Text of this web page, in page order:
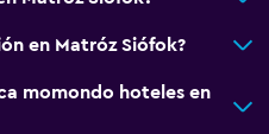
en Matróz Siófok?
momondo hoteles en